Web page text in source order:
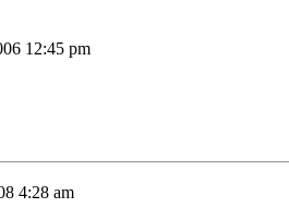
12:45 pm
4:28 am